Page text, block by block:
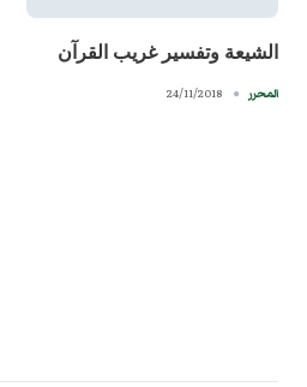
الشيعة وتفسير غريب القرآن
المحرر 24/11/2018